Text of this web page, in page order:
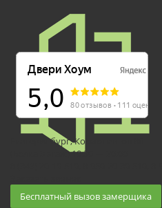
Екатеринбург, Космонавтов 86
(Белка 3 этаж) 10:30 — 20:00
Бесплатный вызов замерщика